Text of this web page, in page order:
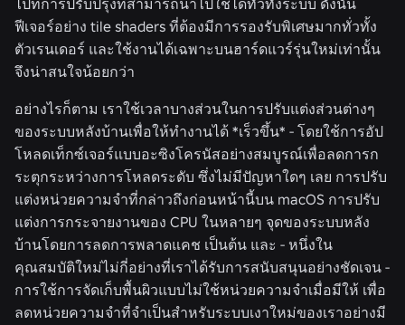
ไปที่การปรับปรุงที่สามารถนำไปใช้ได้ทั่วทั้งระบบ ดังนั้น
ฟีเจอร์อย่าง tile shaders ที่ต้องมีการรองรับพิเศษมากทั่วทั้ง
ตัวเรนเดอร์ และใช้งานได้เฉพาะบนฮาร์ดแวร์รุ่นใหม่เท่านั้น
จึงน่าสนใจน้อยกว่า
อย่างไรก็ตาม เราใช้เวลาบางส่วนในการปรับแต่งส่วนต่างๆ
ของระบบหลังบ้านเพื่อให้ทำงานได้ *เร็วขึ้น* - โดยใช้การอัป
โหลดเท็กซ์เจอร์แบบอะซิงโครนัสอย่างสมบูรณ์เพื่อลดการก
ระตุกระหว่างการโหลดระดับ ซึ่งไม่มีปัญหาใดๆ เลย การปรับ
แต่งหน่วยความจำที่กล่าวถึงก่อนหน้านี้บน macOS การปรับ
แต่งการกระจายงานของ CPU ในหลายๆ จุดของระบบหลัง
บ้านโดยการลดการพลาดแคช เป็นต้น และ - หนึ่งใน
คุณสมบัติใหม่ไม่กี่อย่างที่เราได้รับการสนับสนุนอย่างชัดเจน -
การใช้การจัดเก็บพื้นผิวแบบไม่ใช้หน่วยความจำเมื่อมีให้ เพื่อ
ลดหน่วยความจำที่จำเป็นสำหรับระบบเงาใหม่ของเราอย่างมี